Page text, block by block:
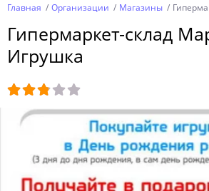
Главная Организации Магазины
Гипермаркет-склад
Игрушка